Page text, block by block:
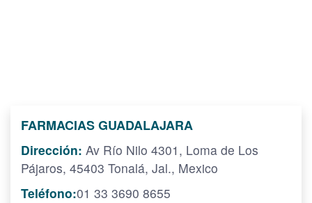
FARMACIAS GUADALAJARA
Dirección: Av Río Nilo 4301, Loma de Los
Pájaros, 45403 Tonalá, Jal., Mexico
Teléfono:01 33 3690 8655